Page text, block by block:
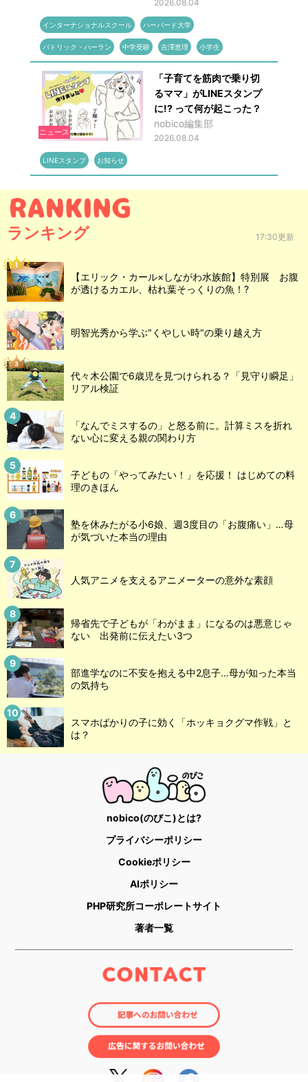
2026.08.04
インターナショナルスクール ハーバード大学
パトリック・ハーラン 中学受験 吉澤恵理 小学生
ニュース
「子育てを筋肉で乗り切
るママ」がLINEスタンプ
に!? って何が起こった？
nobico編集部
2026.08.04
LINEスタンプ お知らせ
ランキング 17:30更新
【エリック・カール×しながわ水族館】特別展 お腹
が透けるカエル、枯れ葉そっくりの魚！?
明智光秀から学ぶ"くやしい時"の乗り越え方
代々木公園で6歳児を見つけられる？「見守り瞬足」
リアル検証
「なんでミスするの」と怒る前に。計算ミスを折れ
ない心に変える親の関わり方
子どもの「やってみたい！」を応援！ はじめての料
理のきほん
塾を休みたがる小6娘、週3度目の「お腹痛い」…母
が気づいた本当の理由
人気アニメを支えるアニメーターの意外な素顔
帰省先で子どもが「わがまま」になるのは悪意じゃ
ない 出発前に伝えたい3つ
部進学なのに不安を抱える中2息子…母が知った本当
の気持ち
スマホばかりの子に効く「ホッキョクグマ作戦」と
は？
nobico(のびこ)とは?
プライバシーポリシー
Cookieポリシー
AIポリシー
PHP研究所コーポレートサイト
著者一覧